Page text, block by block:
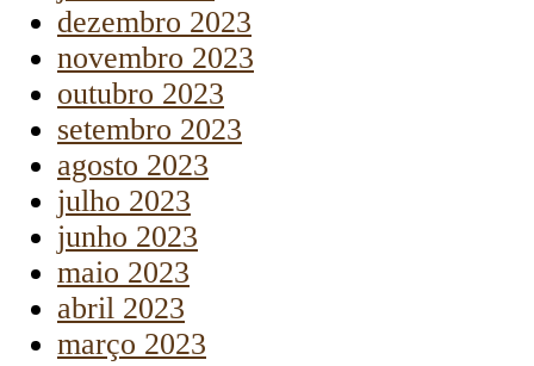
dezembro 2023
novembro 2023
outubro 2023
setembro 2023
agosto 2023
julho 2023
junho 2023
maio 2023
abril 2023
março 2023